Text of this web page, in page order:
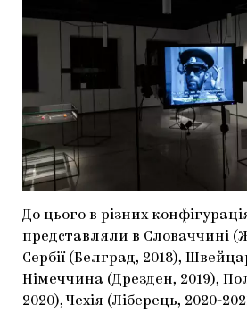
До цього в різних
представляли в Словаччині
Сербії (Белград, 2018),
Німеччина (Дрезден, 2019),
2020), Чехія (Ліберець, 2020-